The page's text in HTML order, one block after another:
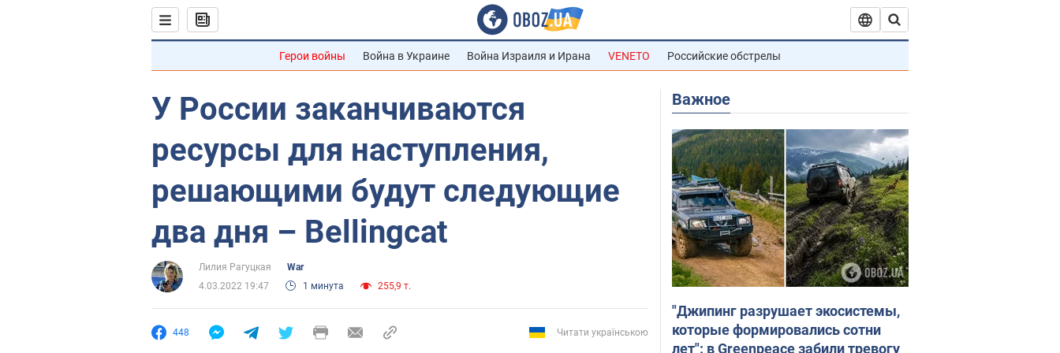
Герои войны Война в Украине Война Израиля и Ирана VENETO Российские обстрелы
У России заканчиваются
ресурсы для наступления,
решающими будут следующие
два дня – Bellingcat
Лилия Рагуцкая
War
4.03.2022 19:47
1 минута 255,9 т.
448 Читати українською
Важное
"Джипинг разрушает экосистемы,
которые формировались сотни
лет": в Greenpeace забили тревогу